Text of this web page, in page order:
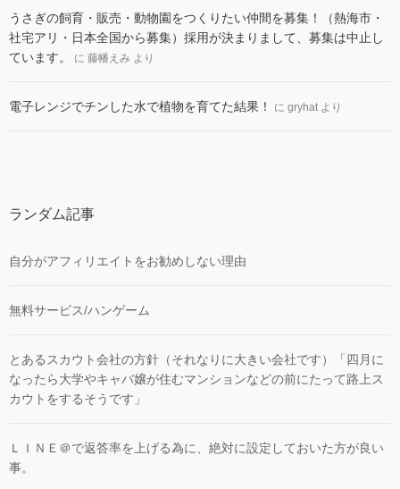
うさぎの飼育・販売・動物園をつくりたい仲間を募集！（熱海市・
社宅アリ・日本全国から募集）採用が決まりまして、募集は中止し
ています。
に 藤幡えみ より
電子レンジでチンした水で植物を育てた結果！ に gryhatより
ランダム記事
自分がアフィリエイトをお勧めしない理由
無料サービス/ハンゲーム
とあるスカウト会社の方針（それなりに大きい会社です）「四月に
なったら大学やキャバ嬢が住むマンションなどの前にたって路上ス
カウトをするそうです」
ＬＩＮＥ＠で返答率を上げる為に、絶対に設定しておいた方が良い
事。